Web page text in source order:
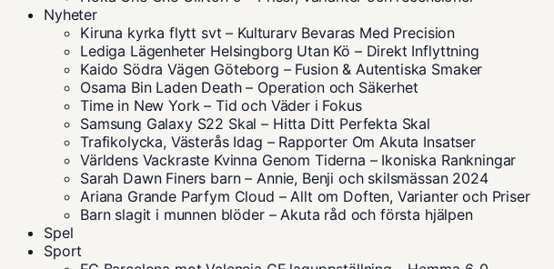
Nyheter
Kiruna kyrka flytt svt – Kulturarv Bevaras Med Precision
Lediga Lägenheter Helsingborg Utan Kö – Direkt Inflyttning
Kaido Södra Vägen Göteborg – Fusion & Autentiska Smaker
Osama Bin Laden Death – Operation och Säkerhet
Time in New York – Tid och Väder i Fokus
Samsung Galaxy S22 Skal – Hitta Ditt Perfekta Skal
Trafikolycka, Västerås Idag – Rapporter Om Akuta Insatser
Världens Vackraste Kvinna Genom Tiderna – Ikoniska Rankningar
Sarah Dawn Finers barn – Annie, Benji och skilsmässan 2024
Ariana Grande Parfym Cloud – Allt om Doften, Varianter och Priser
Barn slagit i munnen blöder – Akuta råd och första hjälpen
Spel
Sport